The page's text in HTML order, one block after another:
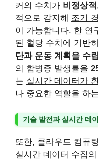
커의 수치가 비정상
적으로 감지해 조기
이 가능합니다. 한 연
된 혈당 수치에 기반
단과 운동 계획을 수립
의 합병증 발생률을
는 실시간 데이터가
나 중요한 역할을 하
기술 발전과 실시간 데
또한, 클라우드 컴퓨
실시간 데이터 수집